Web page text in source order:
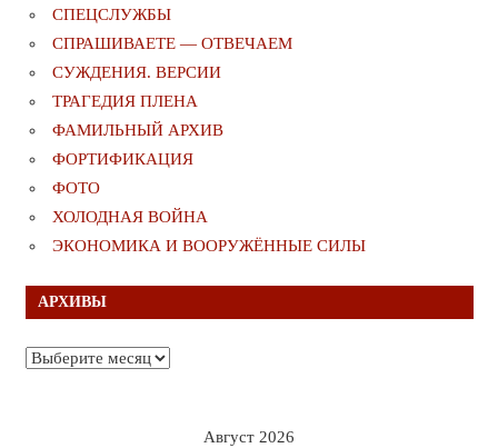
СПЕЦСЛУЖБЫ
СПРАШИВАЕТЕ — ОТВЕЧАЕМ
СУЖДЕНИЯ. ВЕРСИИ
ТРАГЕДИЯ ПЛЕНА
ФАМИЛЬНЫЙ АРХИВ
ФОРТИФИКАЦИЯ
ФОТО
ХОЛОДНАЯ ВОЙНА
ЭКОНОМИКА И ВООРУЖЁННЫЕ СИЛЫ
АРХИВЫ
Архивы
Август 2026